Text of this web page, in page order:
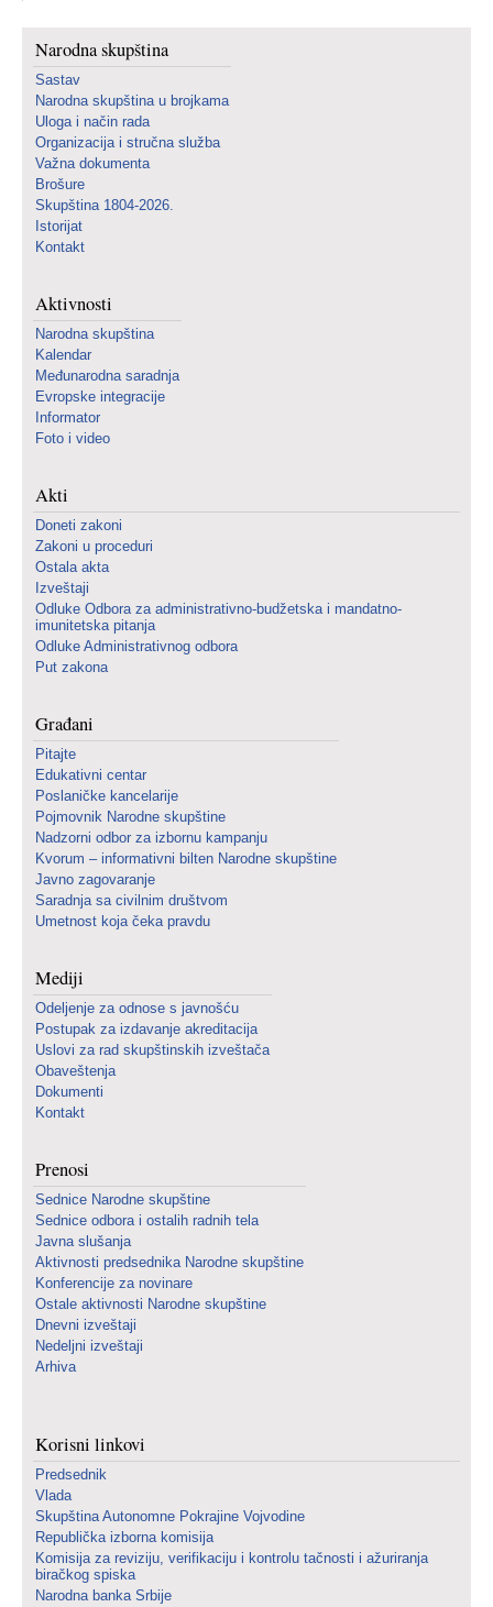
Narodna skupština
Sastav
Narodna skupština u brojkama
Uloga i način rada
Organizacija i stručna služba
Važna dokumenta
Brošure
Skupština 1804-2026.
Istorijat
Kontakt
Aktivnosti
Narodna skupština
Kalendar
Međunarodna saradnja
Evropske integracije
Informator
Foto i video
Akti
Doneti zakoni
Zakoni u proceduri
Ostala akta
Izveštaji
Odluke Odbora za administrativno-budžetska i mandatno-
imunitetska pitanja
Odluke Administrativnog odbora
Put zakona
Građani
Pitajte
Edukativni centar
Poslaničke kancelarije
Pojmovnik Narodne skupštine
Nadzorni odbor za izbornu kampanju
Kvorum – informativni bilten Narodne skupštine
Javno zagovaranje
Saradnja sa civilnim društvom
Umetnost koja čeka pravdu
Mediji
Odeljenje za odnose s javnošću
Postupak za izdavanje akreditacija
Uslovi za rad skupštinskih izveštača
Obaveštenja
Dokumenti
Kontakt
Prenosi
Sednice Narodne skupštine
Sednice odbora i ostalih radnih tela
Javna slušanja
Aktivnosti predsednika Narodne skupštine
Konferencije za novinare
Ostale aktivnosti Narodne skupštine
Dnevni izveštaji
Nedeljni izveštaji
Arhiva
Korisni linkovi
Predsednik
Vlada
Skupština Autonomne Pokrajine Vojvodine
Republička izborna komisija
Komisija za reviziju, verifikaciju i kontrolu tačnosti i ažuriranja
biračkog spiska
Narodna banka Srbije